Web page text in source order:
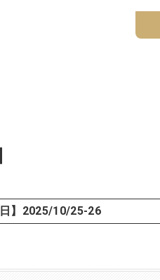
日】2025/10/25-26